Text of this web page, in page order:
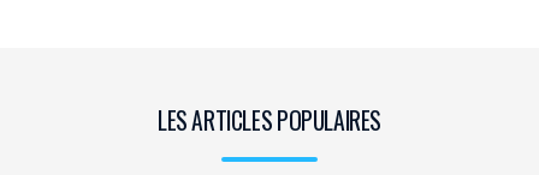
LES ARTICLES POPULAIRES